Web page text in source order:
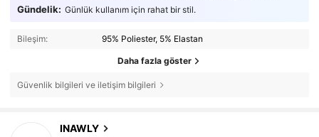
Gündelik: Günlük kullanım için rahat bir stil.
Bileşim: 95% Poliester, 5% Elastan
Daha fazla göster
Güvenlik bilgileri ve iletişim bilgileri
INAWLY